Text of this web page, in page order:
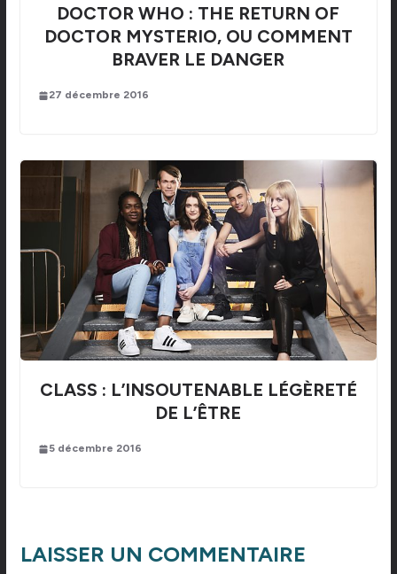
DOCTOR WHO : THE RETURN OF
DOCTOR MYSTERIO, OU COMMENT
BRAVER LE DANGER
27 décembre 2016
CLASS : L’INSOUTENABLE LÉGÈRETÉ
DE L’ÊTRE
5 décembre 2016
LAISSER UN COMMENTAIRE